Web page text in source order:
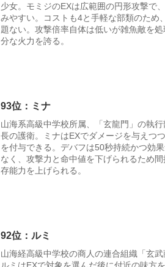
少女。モミジのEXは広範囲の円形攻撃で
みやすい。コストも4と手軽な部類のため
題ない。攻撃倍率自体は低いが雑魚敵を
分な火力を誇る。
93位：ミナ
山海系高級中学校所属、「玄龍門」の執
長の護衛。ミナはEXでダメージを与えつ
を付与できる。デバフは50秒持続かつ効
なく、攻撃力と命中値を下げられるため
存能力を上げられる。
92位：ルミ
山海経高級中学校の商人の連合組織「玄武
ルミはEXで対象を選んだ後に付近の味方